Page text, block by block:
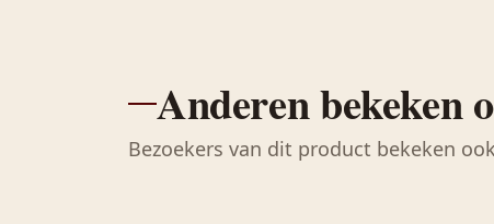
Anderen bekeken
Bezoekers van dit product bekeken